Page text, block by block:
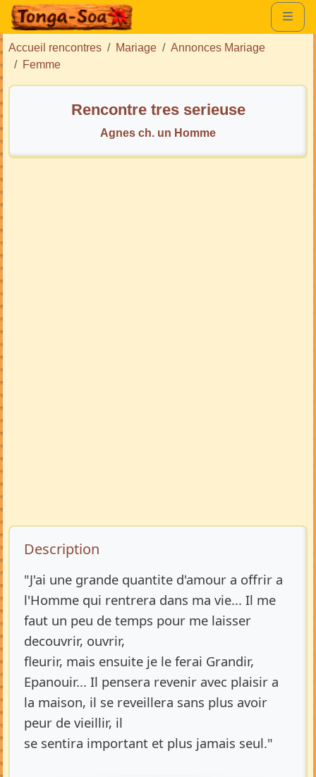
Accueil rencontres Mariage
Annonces Mariage
Femme
Rencontre tres serieuse
Agnes ch. un Homme
Description de l’annonce
Description
"J'ai une grande quantite d'amour a offrir a
l'Homme qui rentrera dans ma vie... Il me
faut un peu de temps pour me laisser
decouvrir, ouvrir,
fleurir, mais ensuite je le ferai Grandir,
Epanouir... Il pensera revenir avec plaisir a
la maison, il se reveillera sans plus avoir
peur de vieillir, il
se sentira important et plus jamais seul."